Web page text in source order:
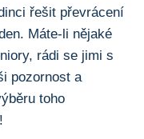
řešit⁢ převrácení
‌Máte-li nějaké
rádi ⁢se⁢ jimi s
pozornost a
toho